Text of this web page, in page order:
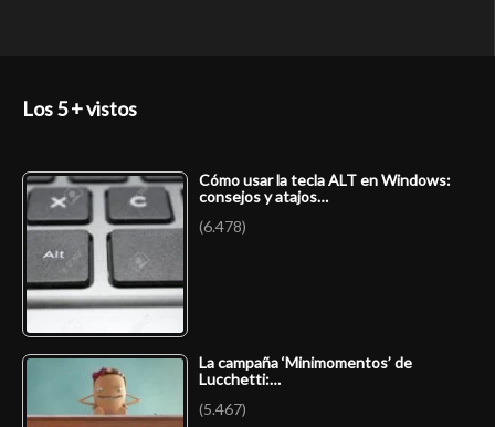
Los 5 + vistos
Cómo usar la tecla ALT en Windows:
consejos y atajos…
(6.478)
La campaña ‘Minimomentos’ de
Lucchetti:…
(5.467)